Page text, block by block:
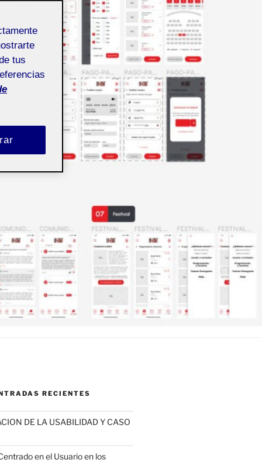
RECIENTES
DE LA USABILIDAD Y CASO
en el Usuario en los
tus